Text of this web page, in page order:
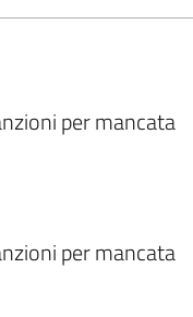
per mancata
per mancata